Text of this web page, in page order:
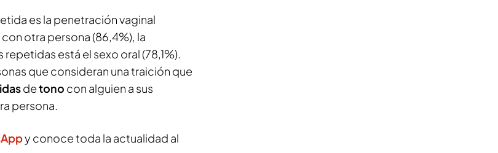
es la penetración vaginal
otra persona (86,4%), la
está el sexo oral (78,1%).
que consideran una traición que
detono con alguien a sus
persona.
y conoce toda la actualidad al